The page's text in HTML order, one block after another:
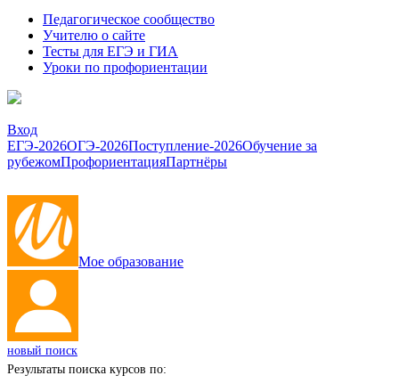
Педагогическое сообщество
Учителю о сайте
Тесты для ЕГЭ и ГИА
Уроки по профориентации
Вход
ЕГЭ-2026ОГЭ-2026Поступление-2026Обучение за
рубежомПрофориентацияПартнёры
Мое образование
новый поиск
Результаты поиска курсов по: